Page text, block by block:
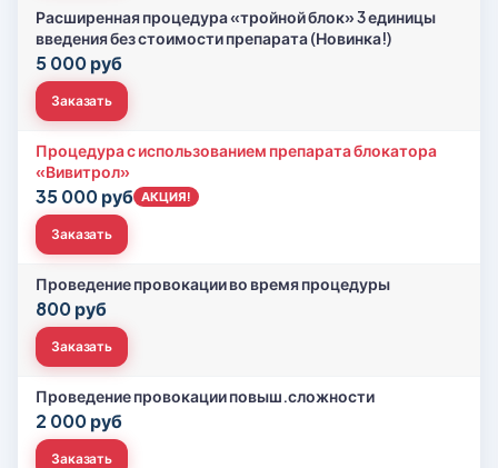
Расширенная процедура «тройной блок» 3 единицы
введения без стоимости препарата (Новинка!)
5 000 руб
Заказать
Процедура с использованием препарата блокатора
«Вивитрол»
35 000 руб АКЦИЯ!
Заказать
Проведение провокации во время процедуры
800 руб
Заказать
Проведение провокации повыш.сложности
2 000 руб
Заказать